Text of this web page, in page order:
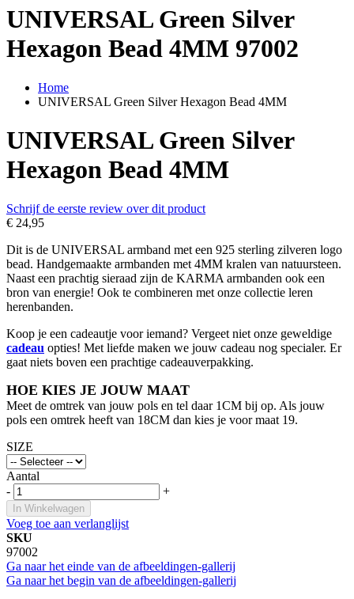
UNIVERSAL Green Silver
Hexagon Bead 4MM 97002
Home
UNIVERSAL Green Silver Hexagon Bead 4MM
UNIVERSAL Green Silver
Hexagon Bead 4MM
Schrijf de eerste review over dit product
€ 24,95
Dit is de UNIVERSAL armband met een 925 sterling zilveren logo
bead. Handgemaakte armbanden met 4MM kralen van natuursteen.
Naast een prachtig sieraad zijn de KARMA armbanden ook een
bron van energie! Ook te combineren met onze collectie leren
herenbanden.
Koop je een cadeautje voor iemand? Vergeet niet onze geweldige
cadeau opties! Met liefde maken we jouw cadeau nog specialer. Er
gaat niets boven een prachtige cadeauverpakking.
HOE KIES JE JOUW MAAT
Meet de omtrek van jouw pols en tel daar 1CM bij op. Als jouw
pols een omtrek heeft van 18CM dan kies je voor maat 19.
SIZE
Aantal
-
+
In Winkelwagen
Voeg toe aan verlanglijst
SKU
97002
Ga naar het einde van de afbeeldingen-gallerij
Ga naar het begin van de afbeeldingen-gallerij